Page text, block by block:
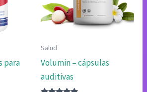
para
Salud
Volumin – cápsulas
auditivas